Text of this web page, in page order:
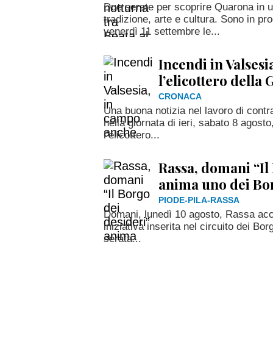
Due serate per scoprire Quarona in
tradizione, arte e cultura. Sono in
venerdì 11 settembre le...
Incendi in
l’elicottero della
CRONACA
Una buona notizia nel lavoro di
nella giornata di ieri, sabato 8
l’elicottero...
Rassa, domani
anima uno dei
PIODE-PILA-RASSA
Domani, lunedì 10 agosto, Rassa
iniziativa inserita nel circuito dei
serata...